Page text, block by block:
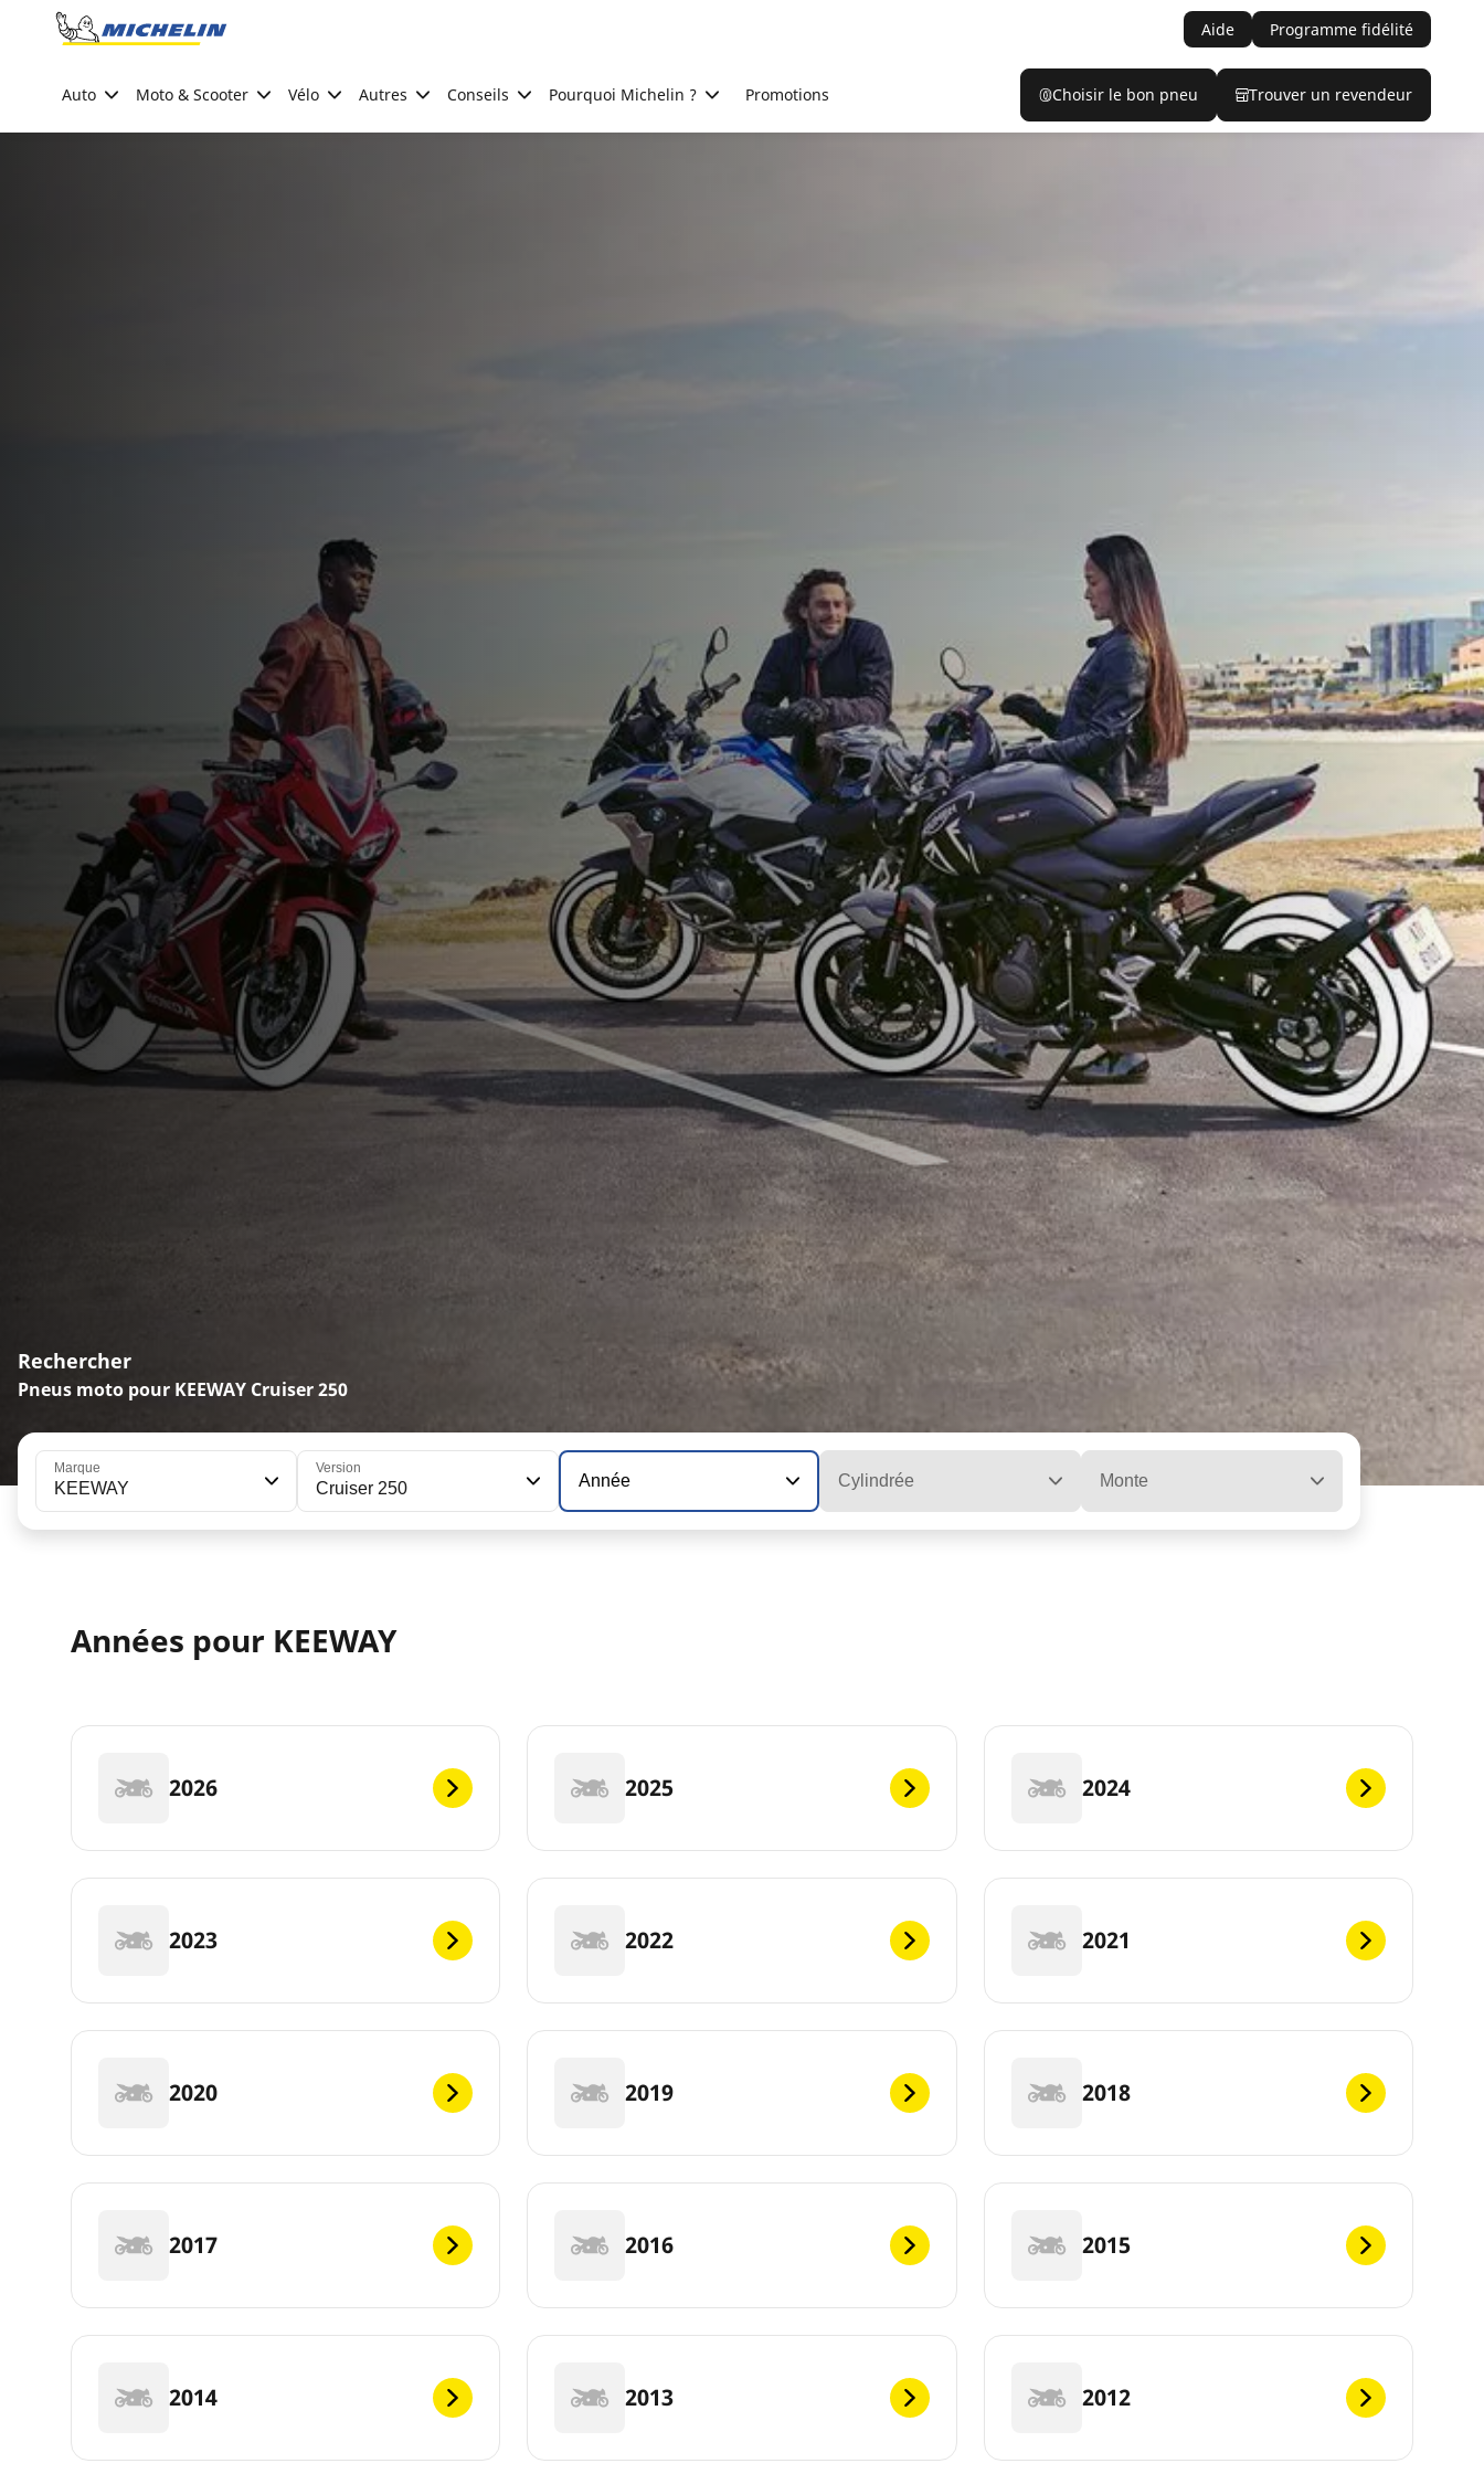
Go to page content
Aide Programme fidélité
Auto Moto & Scooter Vélo Autres Conseils Pourquoi Michelin ? Promotions Choisir le bon pneu Trouver un revendeur
Rechercher
Pneus moto pour KEEWAY Cruiser 250
Marque
KEEWAY
Version
Cruiser 250 Année Cylindrée Monte
Années pour KEEWAY
2026 2025 2024
2023 2022 2021
2020 2019 2018
2017 2016 2015
2014 2013 2012